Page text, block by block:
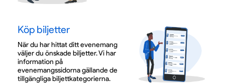
Köp biljetter
När du har hittat ditt evenemang
väljer du önskade biljetter. Vi har
information på
evenemangssidorna gällande de
tillgängliga biljettkategorierna.